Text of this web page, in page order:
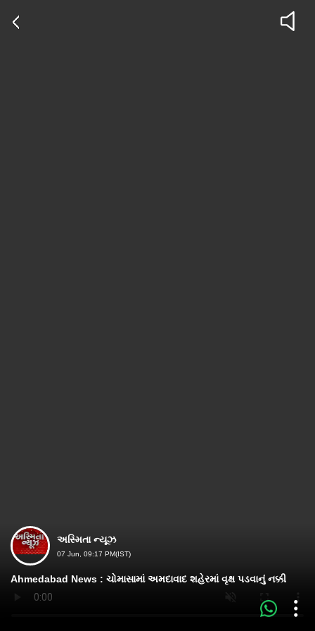
અસ્મિતા ન્યૂઝ
07 Jun, 09:17 PM(IST)
Ahmedabad News : ચોમાસામાં અમદાવાદ શહેરમાં વૃક્ષ પડવાનું નક્કી